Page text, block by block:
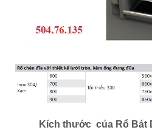
Kích thước của Rổ Bát